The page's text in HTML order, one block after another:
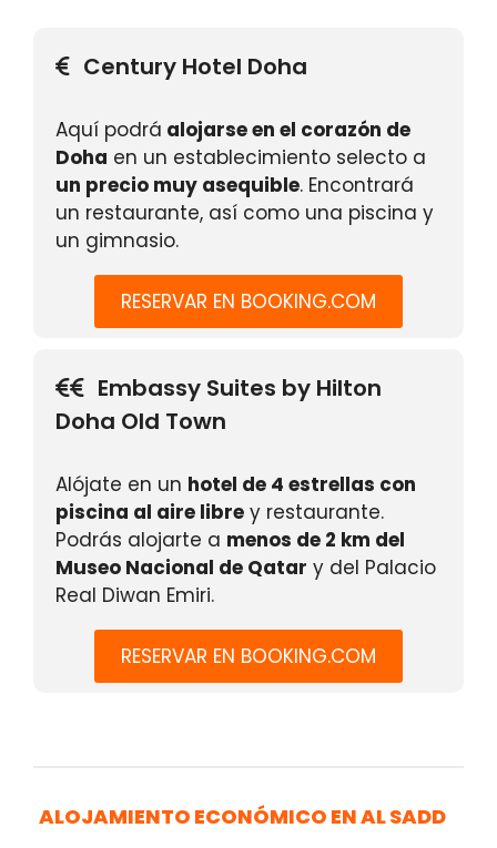
Century Hotel Doha
Aquí podrá alojarse en el corazón de
Doha en un establecimiento selecto a
un precio muy asequible. Encontrará
un restaurante, así como una piscina y
un gimnasio.
RESERVAR EN BOOKING.COM
Embassy Suites by Hilton
Doha Old Town
Alójate en un hotel de 4 estrellas con
piscina al aire libre y restaurante.
Podrás alojarte a menos de 2 km del
Museo Nacional de Qatar y del Palacio
Real Diwan Emiri.
RESERVAR EN BOOKING.COM
ALOJAMIENTO ECONÓMICO EN AL SADD